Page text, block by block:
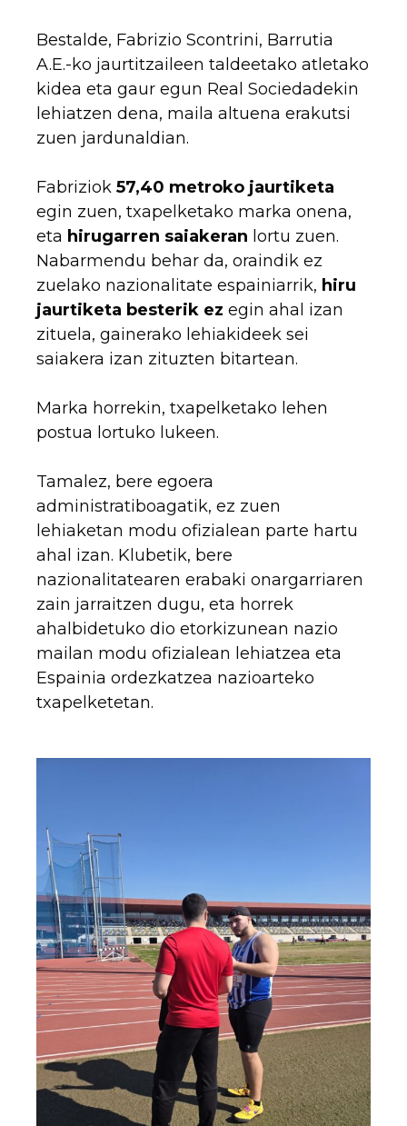
Bestalde, Fabrizio Scontrini, Barrutia
A.E.-ko jaurtitzaileen taldeetako atletako
kidea eta gaur egun Real Sociedadekin
lehiatzen dena, maila altuena erakutsi
zuen jardunaldian.
Fabriziok 57,40 metroko jaurtiketa
egin zuen, txapelketako marka onena,
eta hirugarren saiakeran lortu zuen.
Nabarmendu behar da, oraindik ez
zuelako nazionalitate espainiarrik, hiru
jaurtiketa besterik ez egin ahal izan
zituela, gainerako lehiakideek sei
saiakera izan zituzten bitartean.
Marka horrekin, txapelketako lehen
postua lortuko lukeen.
Tamalez, bere egoera
administratiboagatik, ez zuen
lehiaketan modu ofizialean parte hartu
ahal izan. Klubetik, bere
nazionalitatearen erabaki onargarriaren
zain jarraitzen dugu, eta horrek
ahalbidetuko dio etorkizunean nazio
mailan modu ofizialean lehiatzea eta
Espainia ordezkatzea nazioarteko
txapelketetan.